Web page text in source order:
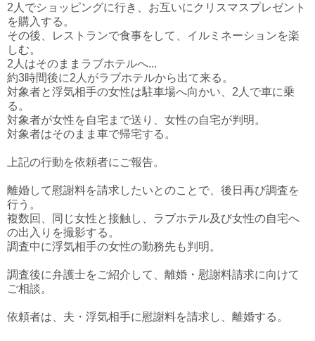
2人でショッピングに行き、お互いにクリスマスプレゼント
を購入する。
その後、レストランで食事をして、イルミネーションを楽
しむ。
2人はそのままラブホテルへ...
約3時間後に2人がラブホテルから出て来る。
対象者と浮気相手の女性は駐車場へ向かい、2人で車に乗
る。
対象者が女性を自宅まで送り、女性の自宅が判明。
対象者はそのまま車で帰宅する。
上記の行動を依頼者にご報告。
離婚して慰謝料を請求したいとのことで、後日再び調査を
行う。
複数回、同じ女性と接触し、ラブホテル及び女性の自宅へ
の出入りを撮影する。
調査中に浮気相手の女性の勤務先も判明。
調査後に弁護士をご紹介して、離婚・慰謝料請求に向けて
ご相談。
依頼者は、夫・浮気相手に慰謝料を請求し、離婚する。